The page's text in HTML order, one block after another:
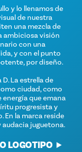
y lo llenamos de
de nuestra
una mezcla de
ambiciosa visión
con una
y con el punto
por diseño.
La estrella de
ciudad, como
que emana
progresista y
la marca reside
audacia juguetona.
LOGOTIPO